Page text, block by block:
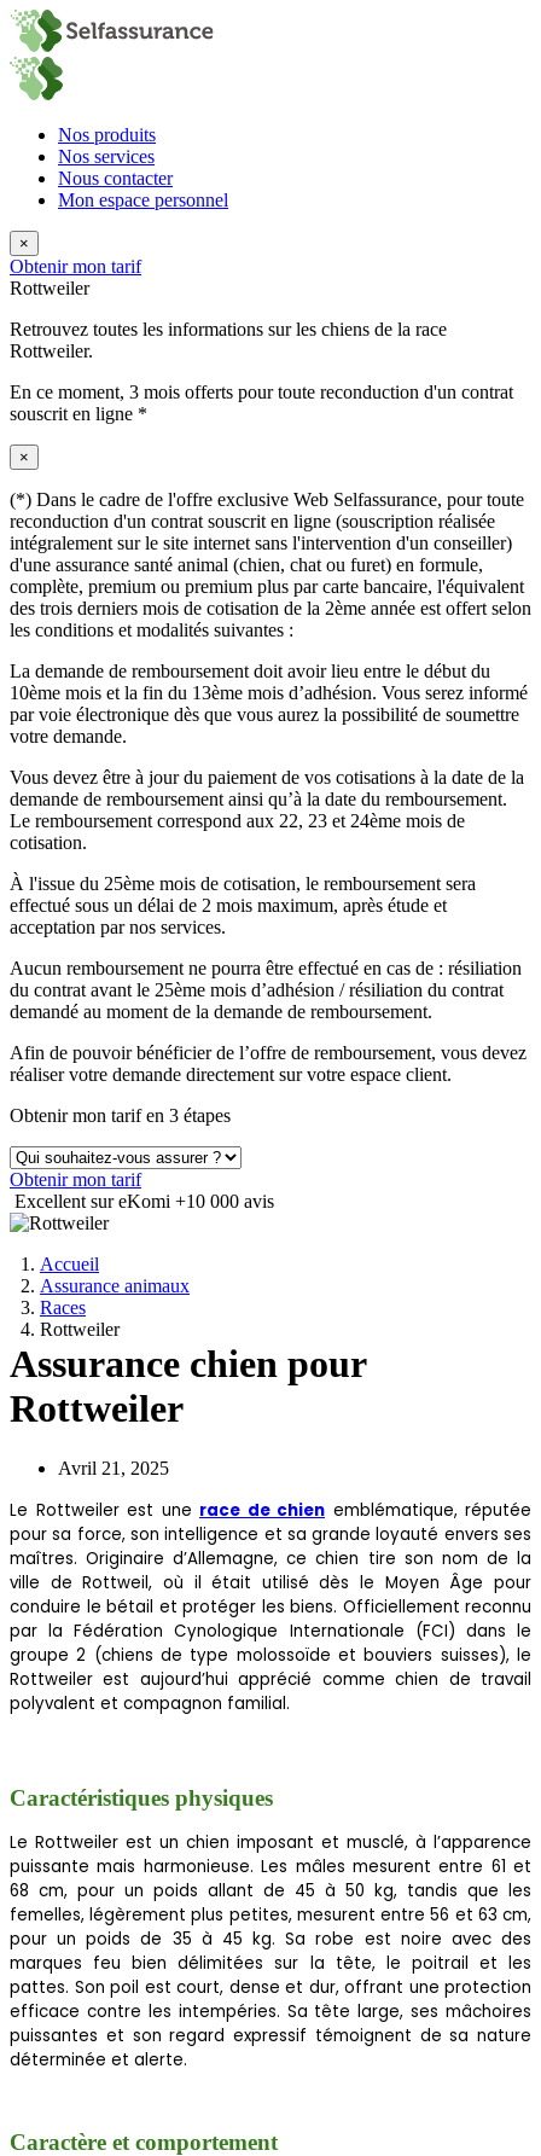
Nos produits
Nos services
Nous contacter
Mon espace personnel
×
Obtenir mon tarif
Rottweiler
Retrouvez toutes les informations sur les chiens de la race
Rottweiler.
En ce moment, 3 mois offerts pour toute reconduction d'un contrat
souscrit en ligne *
×
(*) Dans le cadre de l'offre exclusive Web Selfassurance, pour toute
reconduction d'un contrat souscrit en ligne (souscription réalisée
intégralement sur le site internet sans l'intervention d'un conseiller)
d'une assurance santé animal (chien, chat ou furet) en formule,
complète, premium ou premium plus par carte bancaire, l'équivalent
des trois derniers mois de cotisation de la 2ème année est offert selon
les conditions et modalités suivantes :
La demande de remboursement doit avoir lieu entre le début du
10ème mois et la fin du 13ème mois d’adhésion. Vous serez informé
par voie électronique dès que vous aurez la possibilité de soumettre
votre demande.
Vous devez être à jour du paiement de vos cotisations à la date de la
demande de remboursement ainsi qu’à la date du remboursement.
Le remboursement correspond aux 22, 23 et 24ème mois de
cotisation.
À l'issue du 25ème mois de cotisation, le remboursement sera
effectué sous un délai de 2 mois maximum, après étude et
acceptation par nos services.
Aucun remboursement ne pourra être effectué en cas de : résiliation
du contrat avant le 25ème mois d’adhésion / résiliation du contrat
demandé au moment de la demande de remboursement.
Afin de pouvoir bénéficier de l’offre de remboursement, vous devez
réaliser votre demande directement sur votre espace client.
Obtenir mon tarif en 3 étapes
Obtenir mon tarif
Excellent sur eKomi +10 000 avis
Accueil
Assurance animaux
Races
Rottweiler
Assurance chien pour
Rottweiler
Avril 21, 2025
Le Rottweiler est une race de chien emblématique, réputée
pour sa force, son intelligence et sa grande loyauté envers ses
maîtres. Originaire d’Allemagne, ce chien tire son nom de la
ville de Rottweil, où il était utilisé dès le Moyen Âge pour
conduire le bétail et protéger les biens. Officiellement reconnu
par la Fédération Cynologique Internationale (FCI) dans le
groupe 2 (chiens de type molossoïde et bouviers suisses), le
Rottweiler est aujourd’hui apprécié comme chien de travail
polyvalent et compagnon familial.
Caractéristiques physiques
Le Rottweiler est un chien imposant et musclé, à l’apparence
puissante mais harmonieuse. Les mâles mesurent entre 61 et
68 cm, pour un poids allant de 45 à 50 kg, tandis que les
femelles, légèrement plus petites, mesurent entre 56 et 63 cm,
pour un poids de 35 à 45 kg. Sa robe est noire avec des
marques feu bien délimitées sur la tête, le poitrail et les
pattes. Son poil est court, dense et dur, offrant une protection
efficace contre les intempéries. Sa tête large, ses mâchoires
puissantes et son regard expressif témoignent de sa nature
déterminée et alerte.
Caractère et comportement